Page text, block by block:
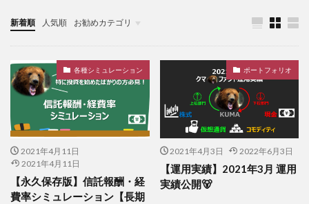
新着順 人気順 お勧めカテゴリ
各種シミュレーション
各種シミュレーション
2021年4月11日
2021年4月11日
【永久保存版】信託報酬・経
費率シミュレーション【長期
ポートフォリオ
2021年4月3日 2022年6月3日
【運用実績】2021年3月 運用
実績公開🐻